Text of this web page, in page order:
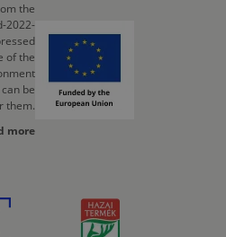
the
2022-
of the
be
them.
more